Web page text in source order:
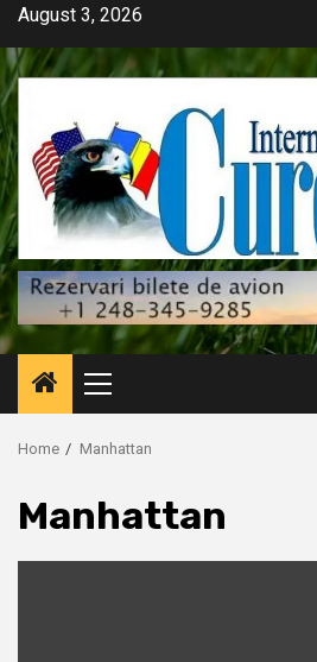
Skip
content
August 3, 2026
Primary
Menu
Home Manhattan
Manhattan